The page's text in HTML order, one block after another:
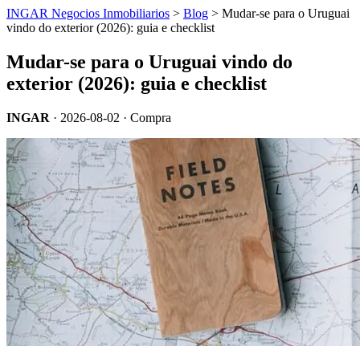
INGAR Negocios Inmobiliarios > Blog > Mudar-se para o Uruguai
vindo do exterior (2026): guia e checklist
Mudar-se para o Uruguai vindo do
exterior (2026): guia e checklist
INGAR · 2026-08-02 · Compra